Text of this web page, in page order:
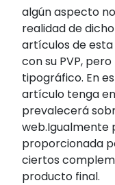
algún aspecto
realidad de
artículos de
con su PVP,
tipográfico. En
artículo tenga
prevalecerá
web.Igualmente
proporcionada
ciertos
producto final.